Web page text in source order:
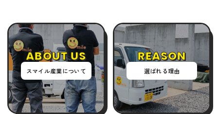
ABOUT US
スマイル産業について
REASON
選ばれる理由